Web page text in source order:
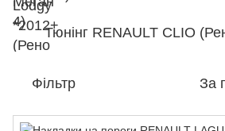
Тюнінг RENAULT CLIO
Фільтр За